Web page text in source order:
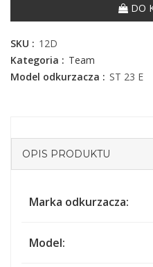
DO
SKU : 12D
Kategoria : Team
Model odkurzacza : ST 23 E
OPIS PRODUKTU
Marka odkurzacza:
Model: